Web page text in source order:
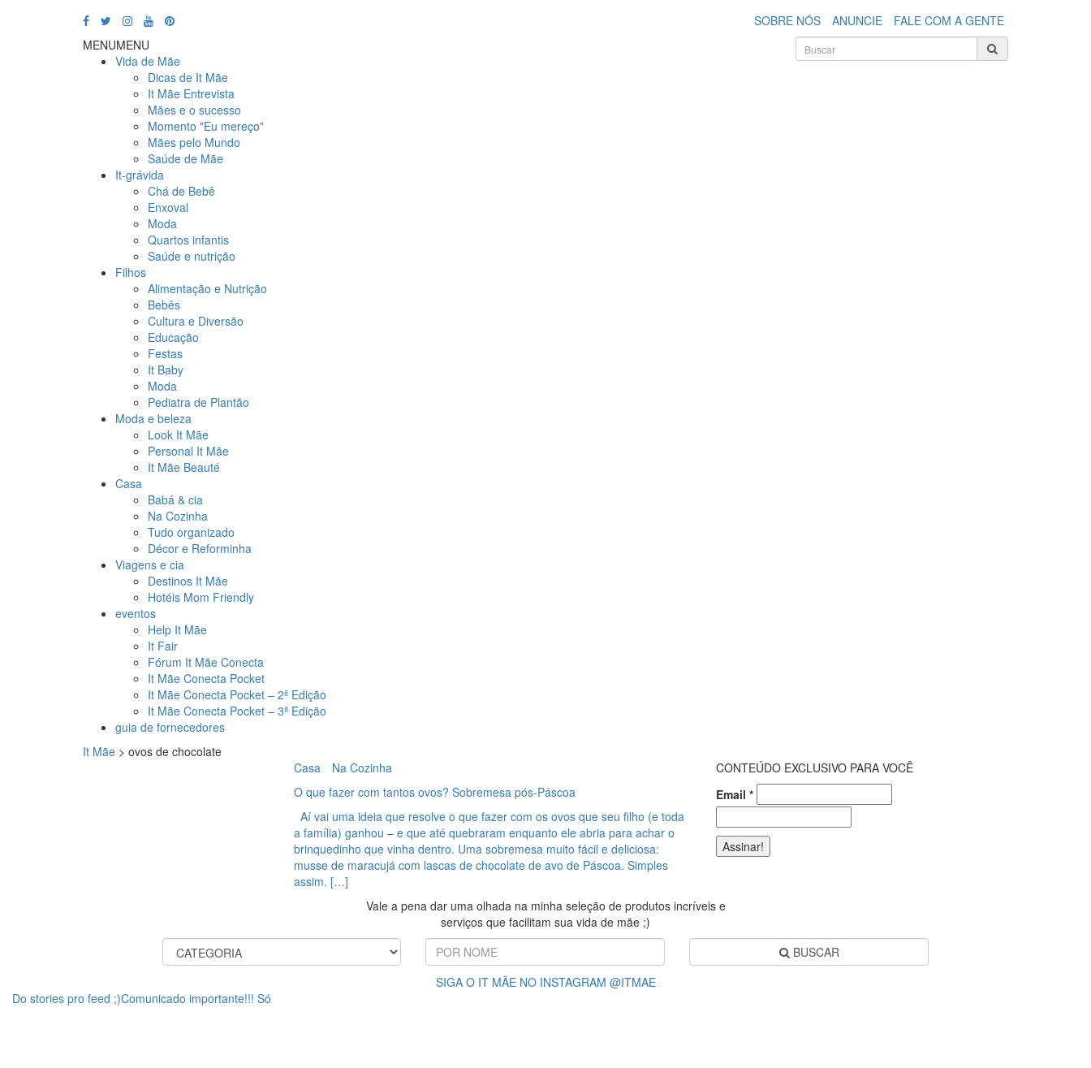
SOBRE NÓS ANUNCIE
FALE COM A GENTE
MENUMENU
Vida de Mãe
Dicas de It Mãe
It Mãe Entrevista
Mães e o sucesso
Momento "Eu mereço"
Mães pelo Mundo
Saúde de Mãe
It-grávida
Chá de Bebê
Enxoval
Moda
Quartos infantis
Saúde e nutrição
Filhos
Alimentação e Nutrição
Bebês
Cultura e Diversão
Educação
Festas
It Baby
Moda
Pediatra de Plantão
Moda e beleza
Look It Mãe
Personal It Mãe
It Mãe Beauté
Casa
Babá & cia
Na Cozinha
Tudo organizado
Décor e Reforminha
Viagens e cia
Destinos It Mãe
Hotéis Mom Friendly
eventos
Help It Mãe
It Fair
Fórum It Mãe Conecta
It Mãe Conecta Pocket
It Mãe Conecta Pocket – 2ª Edição
It Mãe Conecta Pocket – 3ª Edição
guia de fornecedores
It Mãe > ovos de chocolate
Casa
Na Cozinha
O que fazer com tantos ovos? Sobremesa pós-Páscoa
Aí vai uma ideia que resolve o que fazer com os ovos que seu filho (e toda
a família) ganhou – e que até quebraram enquanto ele abria para achar o
brinquedinho que vinha dentro. Uma sobremesa muito fácil e deliciosa:
musse de maracujá com lascas de chocolate de avo de Páscoa. Simples
assim. […]
CONTEÚDO EXCLUSIVO PARA VOCÊ
Email *
Vale a pena dar uma olhada na minha seleção de produtos incríveis e
serviços que facilitam sua vida de mãe ;)
BUSCAR
SIGA O IT MÃE NO INSTAGRAM @ITMAE
Do stories pro feed ;)Comunicado importante!!! Só